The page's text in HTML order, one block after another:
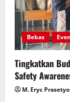
Bebas Even
Tingkatkan
Safety
M. Eryc Prasetyo